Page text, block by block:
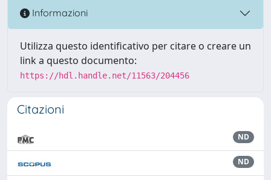
Informazioni
Utilizza questo identificativo per citare o creare un
link a questo documento:
https://hdl.handle.net/11563/204456
Citazioni
ND
ND